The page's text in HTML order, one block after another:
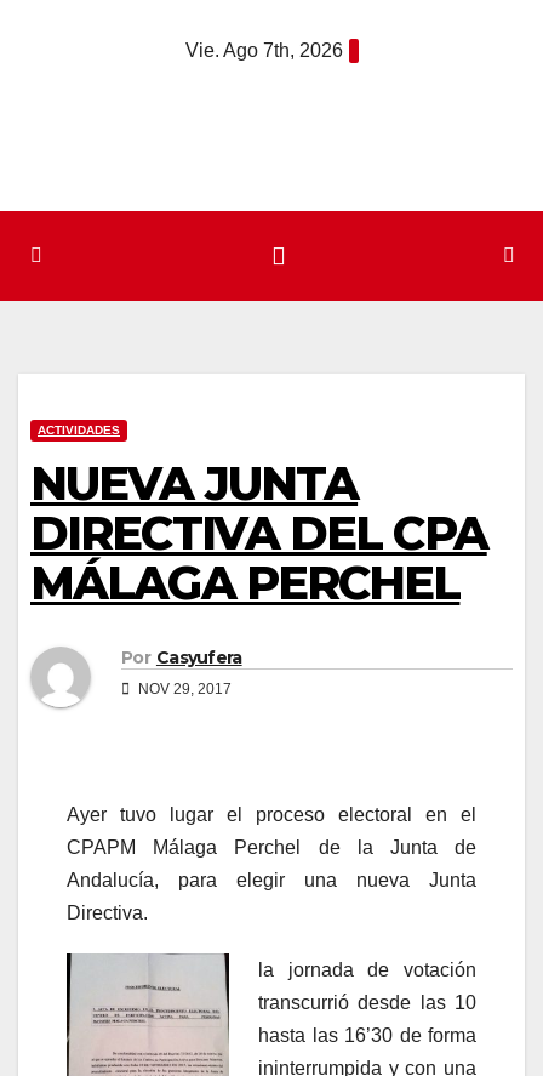
Vie. Ago 7th, 2026
ACTIVIDADES
NUEVA JUNTA
DIRECTIVA DEL CPA
MÁLAGA PERCHEL
Por Casyufera
NOV 29, 2017
Ayer tuvo lugar el proceso electoral en el
CPAPM Málaga Perchel de la Junta de
Andalucía, para elegir una nueva Junta
Directiva.
la jornada de votación
transcurrió desde las 10
hasta las 16’30 de forma
ininterrumpida y con una